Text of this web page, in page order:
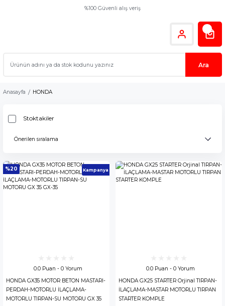
%100 Güvenli alış veriş
Ara
Anasayfa HONDA
Stoktakiler
%20 Kampanya
0.0 Puan - 0 Yorum
HONDA GX35 MOTOR BETON MASTARI-
PERDAH-MOTORLU İLAÇLAMA-
MOTORLU TIRPAN-SU MOTORU GX 35
0.0 Puan - 0 Yorum
HONDA GX25 STARTER Orjinal TIRPAN-
İLAÇLAMA-MASTAR MOTORLU TIRPAN
STARTER KOMPLE